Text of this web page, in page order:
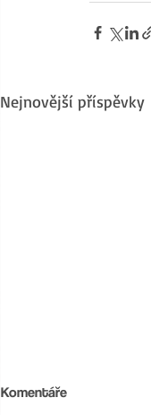
Nejnovější příspěvky
Komentáře